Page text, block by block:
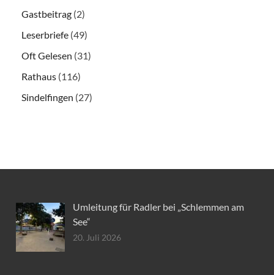
Gastbeitrag (2)
Leserbriefe (49)
Oft Gelesen (31)
Rathaus (116)
Sindelfingen (27)
Umleitung für Radler bei „Schlemmen am
See“
20. Juli 2026